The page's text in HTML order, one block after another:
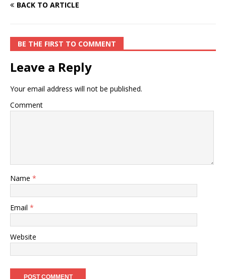
BACK TO ARTICLE
BE THE FIRST TO COMMENT
Leave a Reply
Your email address will not be published.
Comment
Name *
Email *
Website